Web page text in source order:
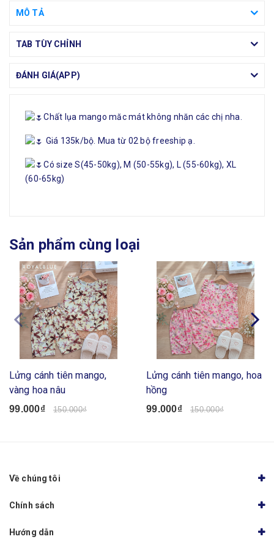
MÔ TẢ
TAB TÙY CHỈNH
ĐÁNH GIÁ(APP)
Chất lụa mango măc mát không nhăn các chị nha.
Giá 135k/bộ. Mua từ 02 bộ freeship ạ.
Có size S(45-50kg), M (50-55kg), L (55-60kg), XL
(60-65kg)
Sản phẩm cùng loại
Lửng cánh tiên mango,
vàng hoa nâu
99.000₫ 150.000₫
Lửng cánh tiên mango, hoa
hồng
99.000₫ 150.000₫
Về chúng tôi
Chính sách
Hướng dẫn